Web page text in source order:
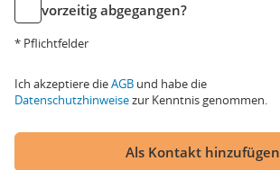
vorzeitig abgegangen?
* Pflichtfelder
Ich akzeptiere dieAGB und habe die
Datenschutzhinweisezur Kenntnis genommen.
Als Kontakt hinzufügen